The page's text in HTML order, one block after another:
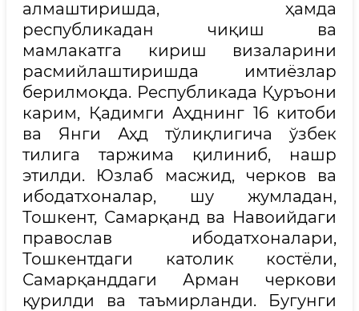
алмаштиришда, ҳамда
республикадан чиқиш ва
мамлакатга кириш визаларини
расмийлаштиришда имтиёзлар
берилмоқда. Республикада Қуръони
карим, Қадимги Аҳднинг 16 китоби
ва Янги Аҳд тўлиқлигича ўзбек
тилига таржима қилиниб, нашр
этилди. Юзлаб масжид, черков ва
ибодатхоналар, шу жумладан,
Тошкент, Самарқанд ва Навоийдаги
православ ибодатхоналари,
Тошкентдаги католик костёли,
Самарқанддаги Арман черкови
қурилди ва таъмирланди. Бугунги